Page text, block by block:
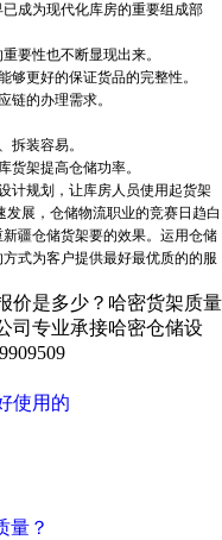
成为现代化库房的重要组成部
要性也不断显现出来。
更好的保证货品的完整性。
的办理需求。
装容易。
货架提高仓储功率。
规划，让库房人员使用起货架
展，仓储物流职业的竞赛日趋白
疆仓储货架要的效果。运用仓储
式为客户提供最好最优质的的服
价是多少？哈密货架质量
司专业承接哈密仓储设
使用的
量？